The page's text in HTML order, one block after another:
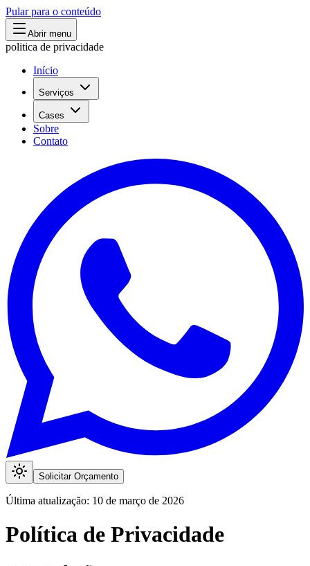
Pular para o conteúdo
Abrir menu
politica de privacidade
Início
Serviços
Cases
Sobre
Contato
Solicitar Orçamento
Última atualização: 10 de março de 2026
Política de Privacidade